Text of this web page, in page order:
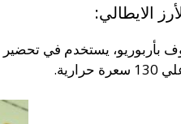
الايطالي:
بأربوريو، يستخدم في